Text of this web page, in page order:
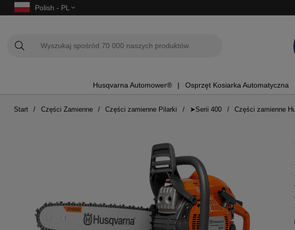
Polish - PL
Husqvarna Automower® Osprzęt Kosiarka Automatyczna
Start Części Zamienne Części zamienne Pilarki ➤Serii 400 Części zamienne